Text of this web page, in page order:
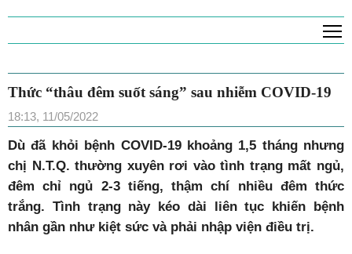
Thức “thâu đêm suốt sáng” sau nhiễm COVID-19
18:13, 11/05/2022
Dù đã khỏi bệnh COVID-19 khoảng 1,5 tháng nhưng
chị N.T.Q. thường xuyên rơi vào tình trạng mất ngủ,
đêm chỉ ngủ 2-3 tiếng, thậm chí nhiều đêm thức
trắng. Tình trạng này kéo dài liên tục khiến bệnh
nhân gần như kiệt sức và phải nhập viện điều trị.